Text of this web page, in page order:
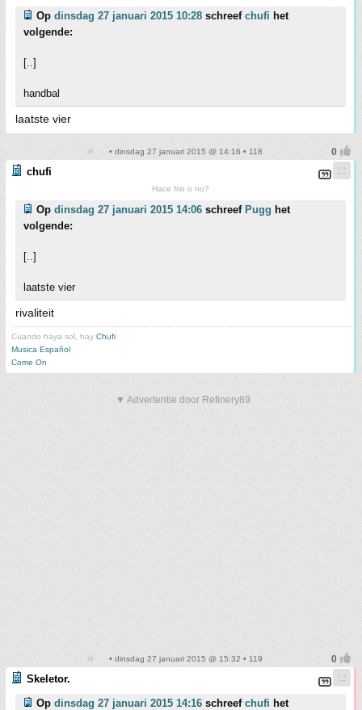
Op dinsdag 27 januari 2015 10:28 schreef chufi het
volgende:
[..]
handbal
laatste vier
• dinsdag 27 januari 2015 @ 14:16 • 118
chufi
Hace frio o no?
Op dinsdag 27 januari 2015 14:06 schreef Pugg het
volgende:
[..]
laatste vier
rivaliteit
Cuando haya sol, hay Chufi
Musica Español
Come On
▼ Advertentie door Refinery89
• dinsdag 27 januari 2015 @ 15:32 • 119
Skeletor.
Op dinsdag 27 januari 2015 14:16 schreef chufi het